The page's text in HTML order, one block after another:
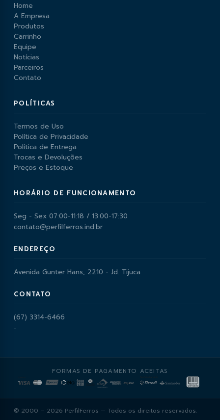
Home
A Empresa
Produtos
Carrinho
Equipe
Notícias
Parceiros
Contato
POLÍTICAS
Termos de Uso
Política de Privacidade
Política de Entrega
Trocas e Devoluções
Preços e Estoque
HORÁRIO DE FUNCIONAMENTO
Seg - Sex 07:00-11:18 / 13:00-17:30
contato@perfilferros.ind.br
ENDEREÇO
Avenida Gunter Hans, 2210 - Jd. Tijuca
CONTATO
(67) 3314-6466
-
FORMAS DE PAGAMENTO ACEITAS
© 2000 – 2026 PerfilFerros — Todos os direitos reservados.